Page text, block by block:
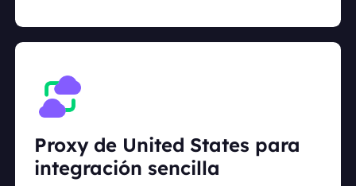
Proxy de United States para
integración sencilla